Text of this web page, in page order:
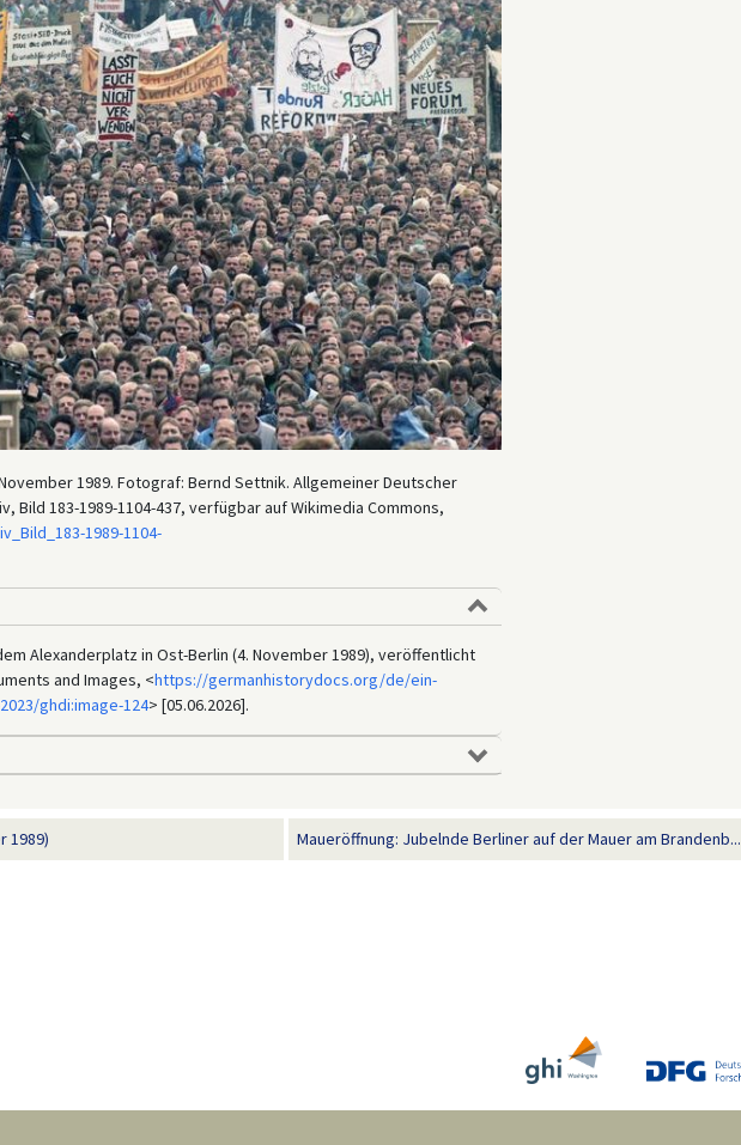
1989. Fotograf: Bernd Settnik. Allgemeiner Deutscher
Bild 183-1989-1104-437, verfügbar auf Wikimedia Commons,
1989-1104-
Alexanderplatz in Ost-Berlin (4. November 1989), veröffentlicht
and Images, <https://germanhistorydocs.org/de/ein-
ghdi:image-124> [05.06.2026].
1989) Maueröffnung: Jubelnde Berliner auf der Mauer am Brandenb...